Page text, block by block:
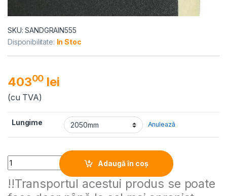
SKU: SANDGRAIN555
Disponibilitate: In Stoc
40300 lei
(cu TVA)
Lungime Anulează
Quantity
Adaugă în coș
Alternative:
!!Transportul acestui produs se poate